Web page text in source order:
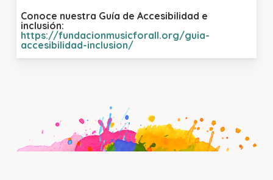
Conoce nuestra Guía de Accesibilidad e
inclusión:
https://fundacionmusicforall.org/guia-
accesibilidad-inclusion/